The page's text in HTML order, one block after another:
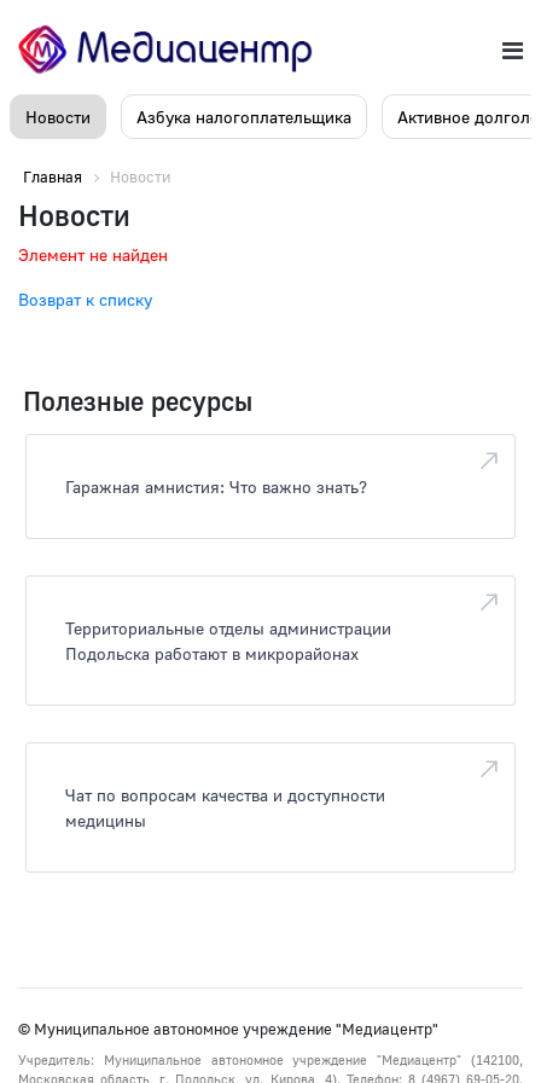
Новости Азбука налогоплательщика Активное
Главная Новости
Новости
Элемент не найден
Возврат к списку
Полезные ресурсы
Гаражная амнистия: Что важно знать?
Территориальные отделы администрации
Подольска работают в микрорайонах
Чат по вопросам качества и доступности
медицины
© Муниципальное автономное учреждение "Медиацентр"
Учредитель: Муниципальное автономное учреждение "Медиацентр" (142100,
Московская область, г. Подольск, ул. Кирова, 4). Телефон: 8 (4967) 69-05-20.